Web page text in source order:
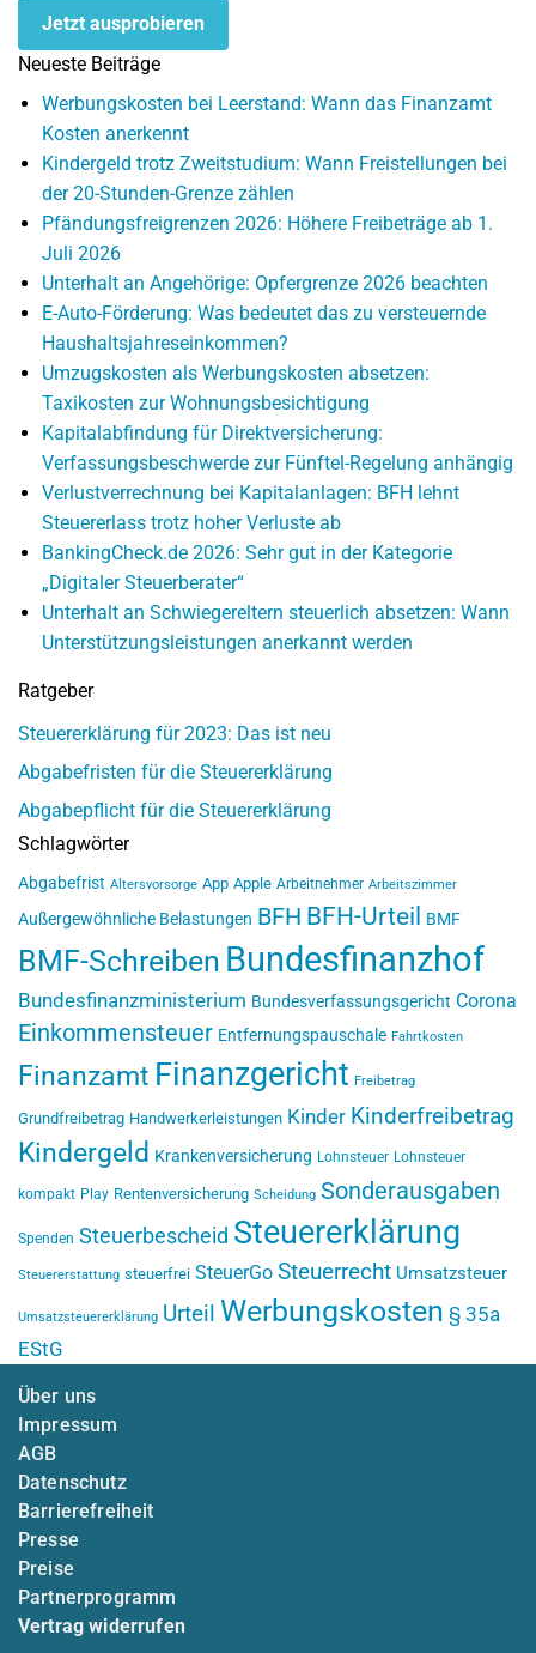
Jetzt ausprobieren
Neueste Beiträge
Werbungskosten bei Leerstand: Wann das Finanzamt
Kosten anerkennt
Kindergeld trotz Zweitstudium: Wann Freistellungen bei
der 20-Stunden-Grenze zählen
Pfändungsfreigrenzen 2026: Höhere Freibeträge ab 1.
Juli 2026
Unterhalt an Angehörige: Opfergrenze 2026 beachten
E-Auto-Förderung: Was bedeutet das zu versteuernde
Haushaltsjahreseinkommen?
Umzugskosten als Werbungskosten absetzen:
Taxikosten zur Wohnungsbesichtigung
Kapitalabfindung für Direktversicherung:
Verfassungsbeschwerde zur Fünftel-Regelung anhängig
Verlustverrechnung bei Kapitalanlagen: BFH lehnt
Steuererlass trotz hoher Verluste ab
BankingCheck.de 2026: Sehr gut in der Kategorie
„Digitaler Steuerberater“
Unterhalt an Schwiegereltern steuerlich absetzen: Wann
Unterstützungsleistungen anerkannt werden
Ratgeber
Steuererklärung für 2023: Das ist neu
Abgabefristen für die Steuererklärung
Abgabepflicht für die Steuererklärung
Schlagwörter
Abgabefrist Altersvorsorge App Apple Arbeitnehmer Arbeitszimmer
Außergewöhnliche Belastungen BFH BFH-Urteil BMF
BMF-Schreiben Bundesfinanzhof
Bundesfinanzministerium Bundesverfassungsgericht Corona
Einkommensteuer Entfernungspauschale Fahrtkosten
Finanzamt Finanzgericht Freibetrag
Grundfreibetrag Handwerkerleistungen Kinder Kinderfreibetrag
Kindergeld Krankenversicherung Lohnsteuer Lohnsteuer
kompakt Play Rentenversicherung Scheidung Sonderausgaben
Spenden Steuerbescheid Steuererklärung
Steuererstattung steuerfrei SteuerGo Steuerrecht Umsatzsteuer
Umsatzsteuererklärung Urteil Werbungskosten § 35a
EStG
Über uns
Impressum
AGB
Datenschutz
Barrierefreiheit
Presse
Preise
Partnerprogramm
Vertrag widerrufen